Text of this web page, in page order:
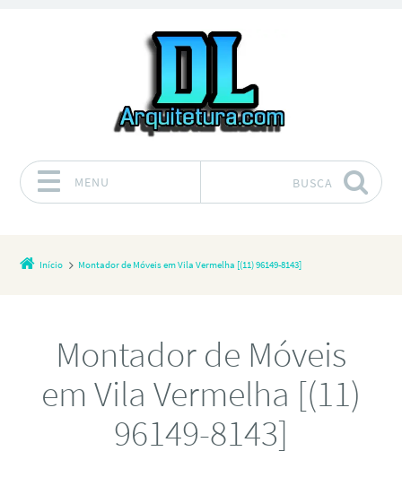
MENU BUSCA
Início Montador de Móveis em Vila Vermelha [(11) 96149-8143]
Montador de Móveis
em Vila Vermelha [(11)
96149-8143]